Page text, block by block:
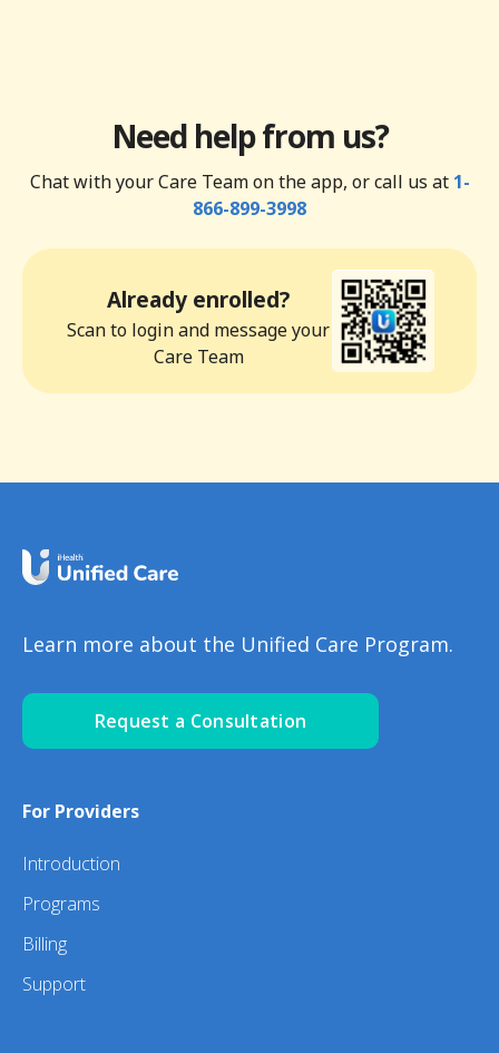
Need help from us?
Chat with your Care Team on the app, or call us at 1-
866-899-3998
Already enrolled?
Scan to login and message your
Care Team
Learn more about the Unified Care Program.
Request a Consultation
For Providers
Introduction
Programs
Billing
Support